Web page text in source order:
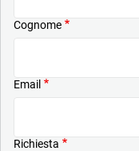
Cognome
Email
Richiesta